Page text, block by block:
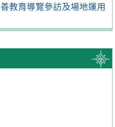
教育導覽參訪及場地運用